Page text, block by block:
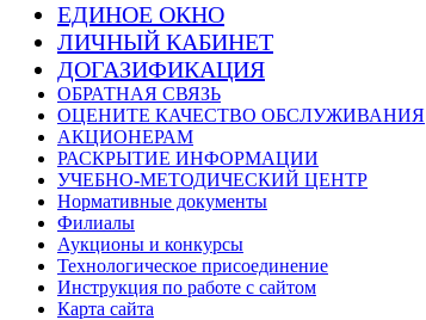
ЕДИНОЕ ОКНО
ЛИЧНЫЙ КАБИНЕТ
ДОГАЗИФИКАЦИЯ
ОБРАТНАЯ СВЯЗЬ
ОЦЕНИТЕ КАЧЕСТВО ОБСЛУЖИВАНИЯ
АКЦИОНЕРАМ
РАСКРЫТИЕ ИНФОРМАЦИИ
УЧЕБНО-МЕТОДИЧЕСКИЙ ЦЕНТР
Нормативные документы
Филиалы
Аукционы и конкурсы
Технологическое присоединение
Инструкция по работе с сайтом
Карта сайта